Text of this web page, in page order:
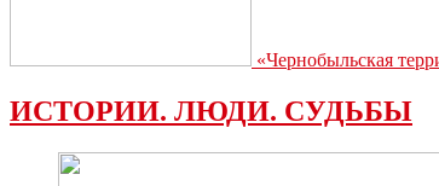
«Чернобыльская
ИСТОРИИ. ЛЮДИ. СУДЬБЫ